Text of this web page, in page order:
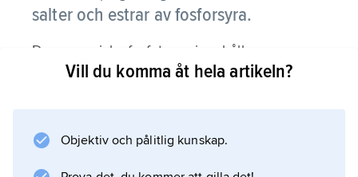
salter och estrar av fosforsyra.
De oorganiska fosfaterna innehåller
fosfatjonen, PO
(ortofosfatjon). Även sura salter, benämnda
vätefosfater och divätefosfater, bildas. De
motsvarande jonerna är HPO
Vill du komma åt hela artikeln?
Objektiv och pålitlig kunskap.